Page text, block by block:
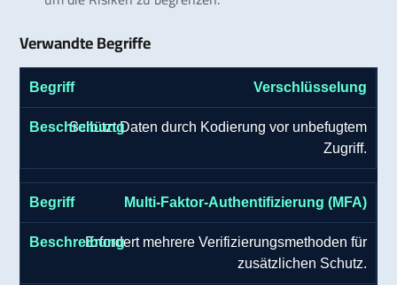
Verwandte Begriffe
Verschlüsselung
Schützt Daten durch Kodierung vor unbefugtem
Zugriff.
Multi-Faktor-Authentifizierung (MFA)
Erfordert mehrere Verifizierungsmethoden für
zusätzlichen Schutz.